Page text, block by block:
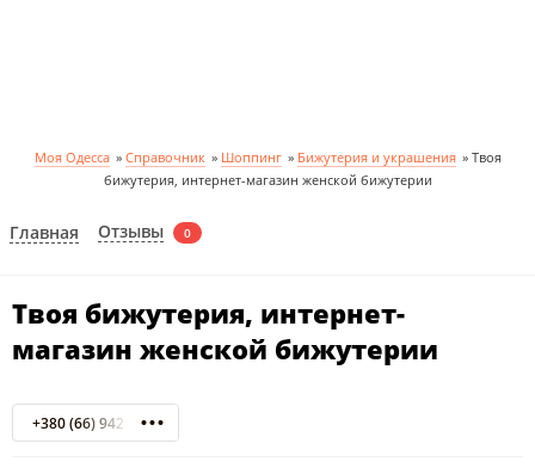
Моя Одесса » Справочник » Шоппинг » Бижутерия и украшения » Твоя
бижутерия, интернет-магазин женской бижутерии
Главная Отзывы 0
Твоя бижутерия, интернет-
магазин женской бижутерии
+380 (66) 942 73 74